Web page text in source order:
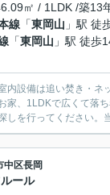
㎡ / 1LDK /築13
線 「東岡山 」駅 徒
「東岡山 」駅 徒歩
内設備は追い焚き・
家、1LDKで広くて落
しを行ってください
中区長岡
ール